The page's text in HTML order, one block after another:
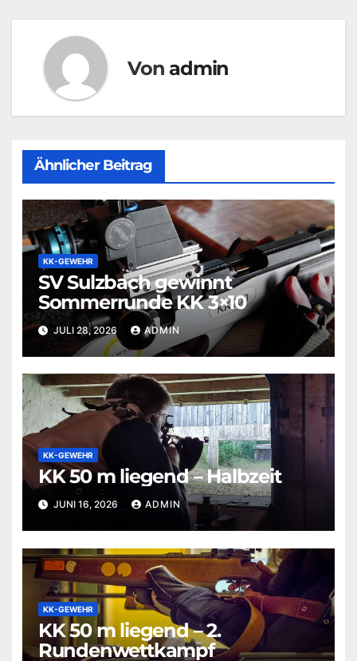
Von admin
Ähnlicher Beitrag
KK-GEWEHR
SV Sulzbach gewinnt
Sommerrunde KK 3×10
JULI 28, 2026 ADMIN
KK-GEWEHR
KK 50 m liegend – Halbzeit
JUNI 16, 2026 ADMIN
KK-GEWEHR
KK 50 m liegend – 2.
Rundenwettkampf